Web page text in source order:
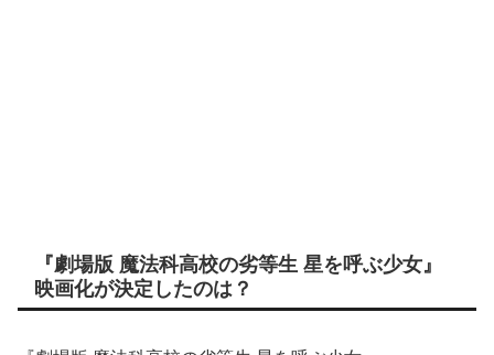
『劇場版 魔法科高校の劣等生 星を呼ぶ少女』
映画化が決定したのは？